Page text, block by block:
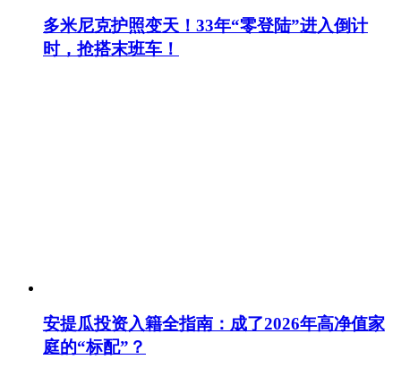
多米尼克护照变天！33年“零登陆”进入倒计
时，抢搭末班车！
安提瓜投资入籍全指南：成了2026年高净值家
庭的“标配”？